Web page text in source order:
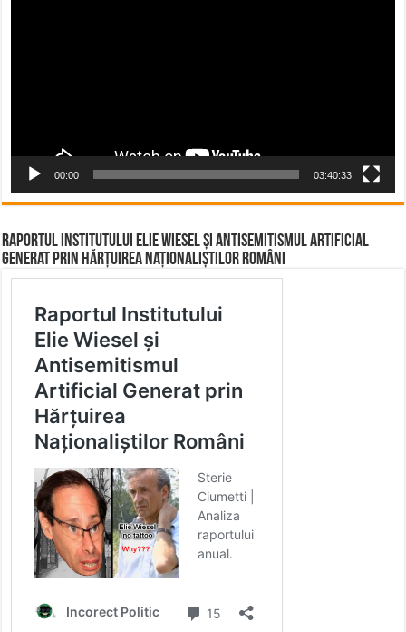
00:00 03:40:33
Raportul Institutului Elie Wiesel și Antisemitismul Artificial
Generat prin Hărțuirea Naționaliștilor Români